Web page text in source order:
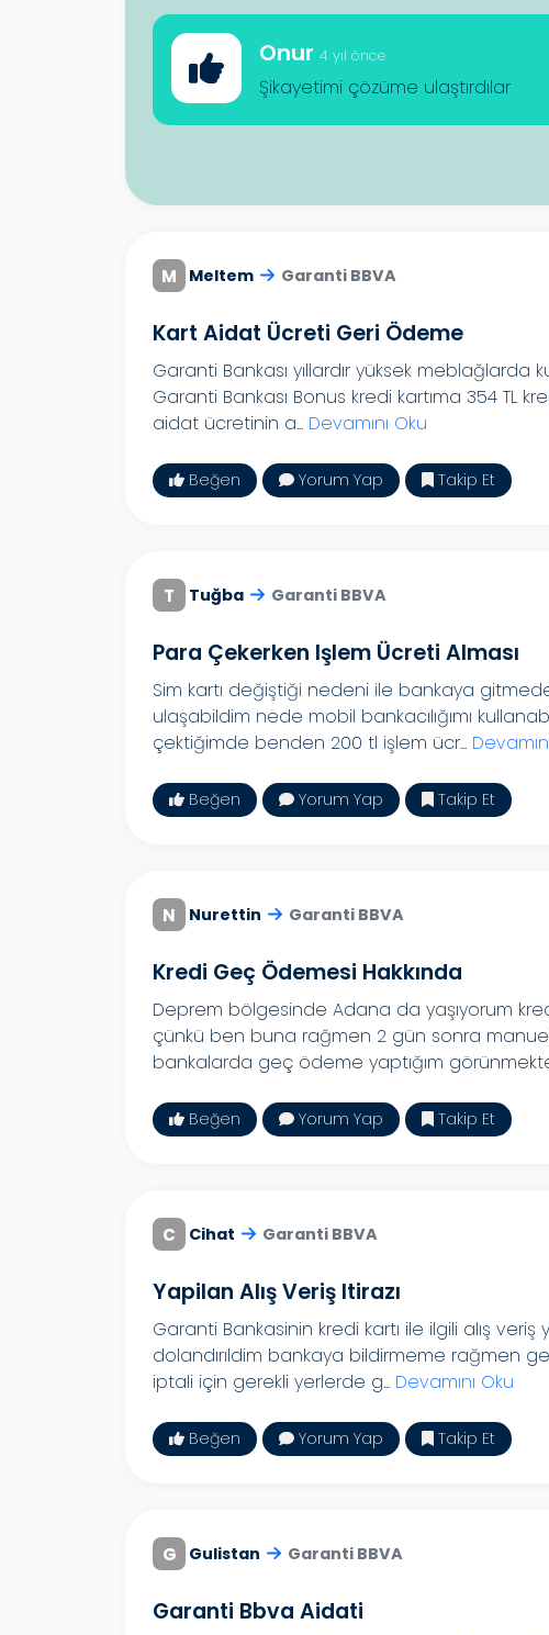
Onur 4 yıl önce
Şikayetimi çözüme ulaştırdılar
M Meltem Garanti BBVA
Kart Aidat Ücreti Geri Ödeme
Garanti Bankası yıllardır yüksek meblağlarda
Garanti Bankası Bonus kredi kartıma 354 TL kredi
aidat ücretinin a... Devamını Oku
Beğen Yorum Yap Takip Et
T Tuğba Garanti BBVA
Para Çekerken Işlem Ücreti Alması
Sim kartı değiştiği nedeni ile bankaya
ulaşabildim nede mobil bankacılığımı
çektiğimde benden 200 tl işlem ücr...
Beğen Yorum Yap Takip Et
N Nurettin Garanti BBVA
Kredi Geç Ödemesi Hakkında
Deprem bölgesinde Adana da yaşıyorum
çünkü ben buna rağmen 2 gün sonra
bankalarda geç ödeme yaptığım
Beğen Yorum Yap Takip Et
C Cihat Garanti BBVA
Yapilan Alış Veriş Itirazı
Garanti Bankasinin kredi kartı ile ilgili alış
dolandırıldim bankaya bildirmeme rağmen
iptali için gerekli yerlerde g... Devamını Oku
Beğen Yorum Yap Takip Et
G Gulistan Garanti BBVA
Garanti Bbva Aidati